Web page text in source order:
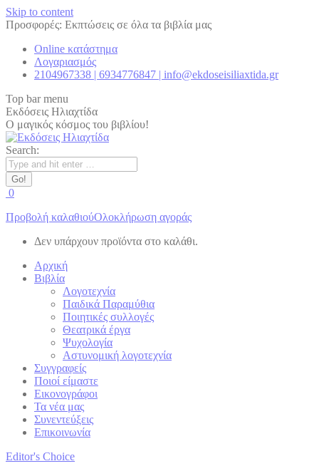
Skip to content
Προσφορές: Εκπτώσεις σε όλα τα βιβλία μας
Online κατάστημα
Λογαριασμός
2104967338 | 6934776847 | info@ekdoseisiliaxtida.gr
Top bar menu
Εκδόσεις Ηλιαχτίδα
Ο μαγικός κόσμος του βιβλίου!
Search:
0
Προβολή καλαθιούΟλοκλήρωση αγοράς
Δεν υπάρχουν προϊόντα στο καλάθι.
Αρχική
Βιβλία
Λογοτεχνία
Παιδικά Παραμύθια
Ποιητικές συλλογές
Θεατρικά έργα
Ψυχολογία
Αστυνομική λογοτεχνία
Συγγραφείς
Ποιοί είμαστε
Εικονογράφοι
Τα νέα μας
Συνεντεύξεις
Επικοινωνία
Editor's Choice